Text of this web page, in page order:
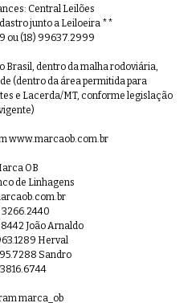
Central Leilões
junto a Leiloeira **
ou (18) 99637.2999
Brasil, dentro da malha rodoviária,
(dentro da área permitida para
e Lacerda/MT, conforme legislação
www.marcaob.com.br
OB
de Linhagens
3266.2440
João Arnaldo
Herval
Sandro
3816.6744
marca_ob